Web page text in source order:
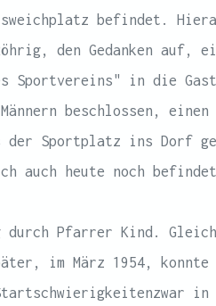
befindet.
den Gedanken auf,
Sportvereins" in die
beschlossen, einen
der Sportplatz ins Dorf
auch heute noch
durch Pfarrer Kind.
im März 1954, konnte